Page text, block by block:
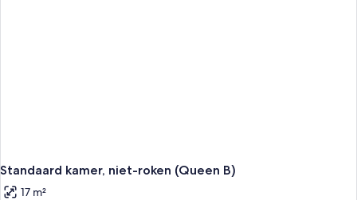
Standaard kamer, niet-roken (Queen B)
17 m²